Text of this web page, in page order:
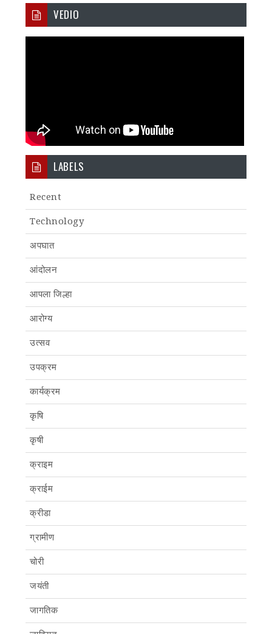
VEDIO
LABELS
Recent
Technology
अपघात
आंदोलन
आपला जिल्हा
आरोग्य
उत्सव
उपक्रम
कार्यक्रम
कृषि
कृषी
क्राइम
क्राईम
क्रीडा
ग्रामीण
चोरी
जयंती
जागतिक